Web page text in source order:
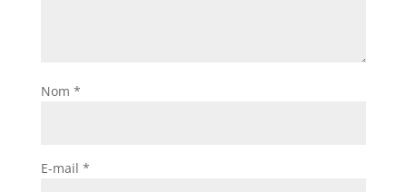
Nom *
E-mail *